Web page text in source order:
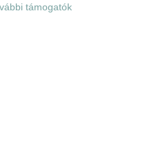
támogatók